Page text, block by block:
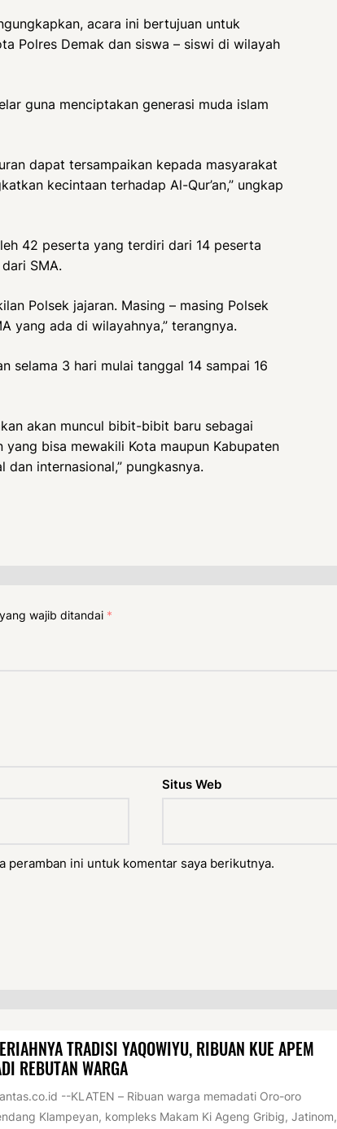
acara ini bertujuan untuk
Polres Demak dan siswa – siswi di wilayah
guna menciptakan generasi muda islam
dapat tersampaikan kepada masyarakat
kecintaan terhadap Al-Qur’an,” ungkap
42 peserta yang terdiri dari 14 peserta
SMA.
Polsek jajaran. Masing – masing Polsek
yang ada di wilayahnya,” terangnya.
selama 3 hari mulai tanggal 14 sampai 16
akan muncul bibit-bibit baru sebagai
yang bisa mewakili Kota maupun Kabupaten
internasional,” pungkasnya.
wajib ditandai *
Situs Web
peramban ini untuk komentar saya berikutnya.
TRADISI YAQOWIYU, RIBUAN KUE APEM
REBUTAN WARGA
--KLATEN – Ribuan warga memadati Oro-oro
Klampeyan, kompleks Makam Ki Ageng Gribig, Jatinom,